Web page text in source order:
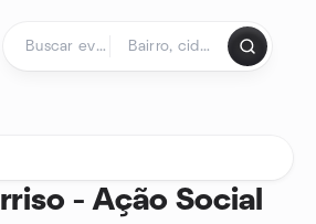
- Ação Social